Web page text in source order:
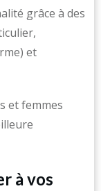
grâce à des
et
et femmes
à vos